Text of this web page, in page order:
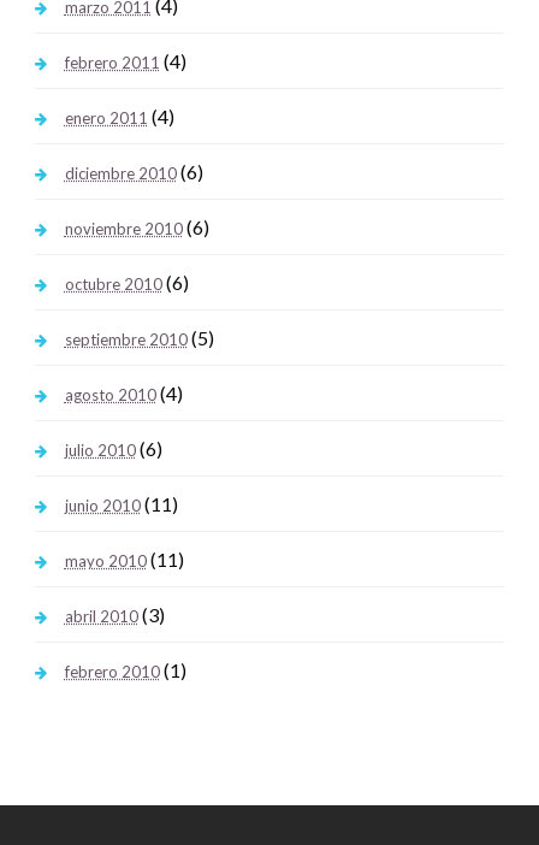
marzo 2011 (4)
febrero 2011 (4)
enero 2011 (4)
diciembre 2010(6)
noviembre 2010(6)
octubre 2010(6)
septiembre 2010(5)
agosto 2010(4)
julio 2010(6)
junio 2010(11)
mayo 2010(11)
abril 2010(3)
febrero 2010(1)